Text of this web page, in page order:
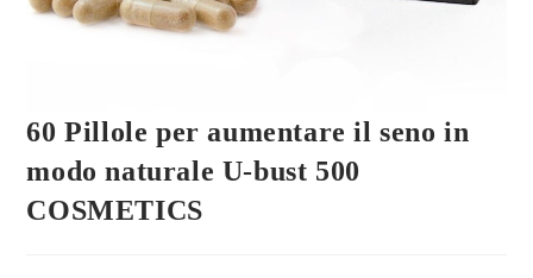
60 Pillole per aumentare il seno in
modo naturale U-bust 500
COSMETICS